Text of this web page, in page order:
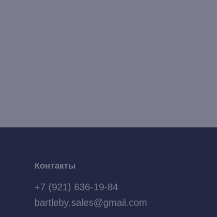
Контакты
+7 (921) 636-19-84
bartleby.sales@gmail.com